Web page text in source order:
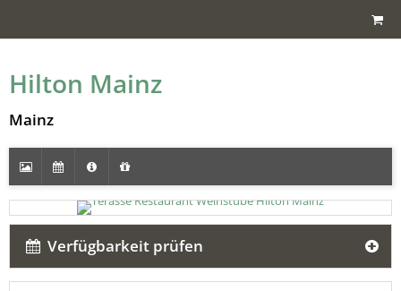
Hilton Mainz
Mainz
Verfügbarkeit prüfen